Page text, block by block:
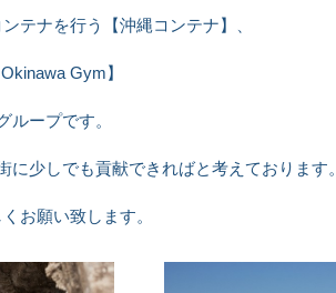
テナを行う【沖縄コンテナ】、
Gym】
ループです。
少しでも貢献できればと考えております。
お願い致します。